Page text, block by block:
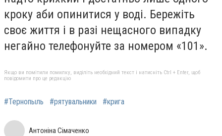
кроку аби опинитися у воді. Бережіть
своє життя і в разі нещасного випадку
негайно телефонуйте за номером «101».
Якщо ви помітили помилку, виділіть необхідний текст і натисніть Ctrl + Enter, щоб
повідомити про це редакцію
#Тернопыль #рятувальники #крига
Антоніна Сімаченко